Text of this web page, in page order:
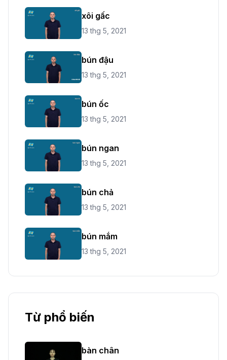
xôi gấc
13 thg 5, 2021
bún đậu
13 thg 5, 2021
bún ốc
13 thg 5, 2021
bún ngan
13 thg 5, 2021
bún chả
13 thg 5, 2021
bún mắm
13 thg 5, 2021
Từ phổ biến
bàn chân